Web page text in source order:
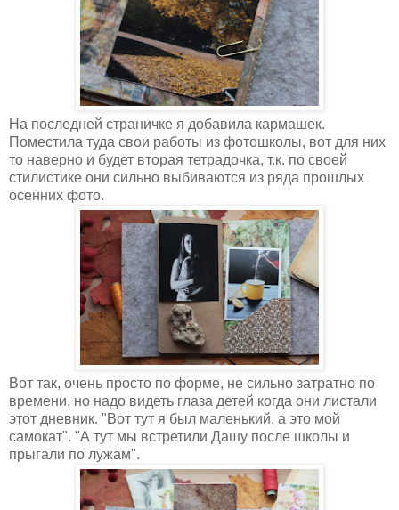
На последней страничке я добавила кармашек.
Поместила туда свои работы из фотошколы, вот для них
то наверно и будет вторая тетрадочка, т.к. по своей
стилистике они сильно выбиваются из ряда прошлых
осенних фото.
Вот так, очень просто по форме, не сильно затратно по
времени, но надо видеть глаза детей когда они листали
этот дневник. "Вот тут я был маленький, а это мой
самокат". "А тут мы встретили Дашу после школы и
прыгали по лужам".